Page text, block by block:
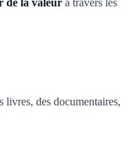
livres, des documentaires,